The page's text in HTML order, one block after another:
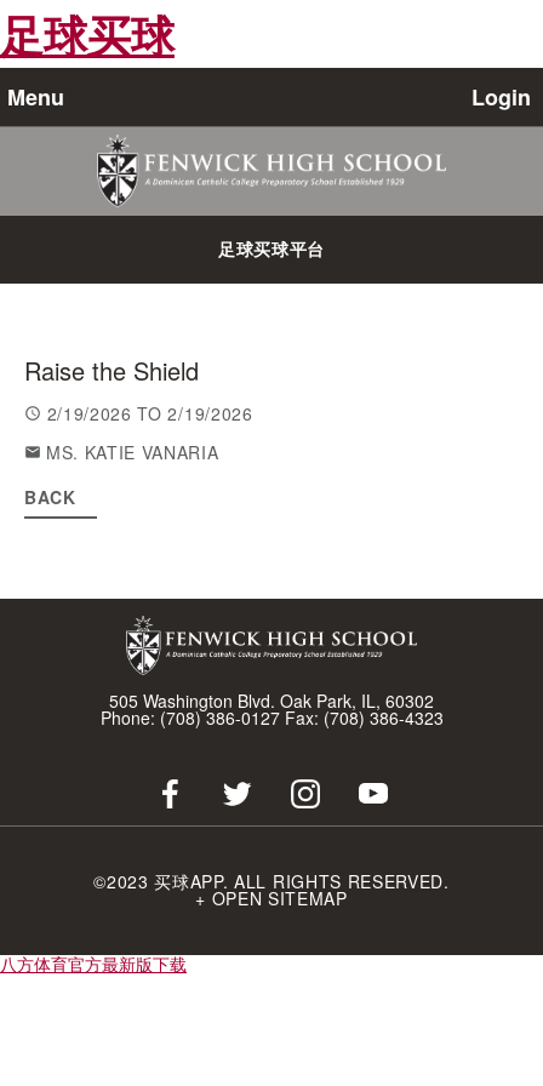
足球买球
Menu Login
足球买球平台
Raise the Shield
2/19/2026 TO 2/19/2026
MS. KATIE VANARIA
BACK
505 Washington Blvd. Oak Park, IL, 60302
Phone: (708) 386-0127Fax: (708) 386-4323
©2023 买球APP. ALL RIGHTS RESERVED.
+ OPEN SITEMAP
八方体育官方最新版下载